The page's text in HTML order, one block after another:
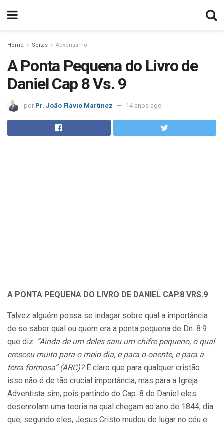
Home Seitas Adventismo
A Ponta Pequena do Livro de
Daniel Cap 8 Vs. 9
por Pr. João Flávio Martinez 14 anos ago
A PONTA PEQUENA DO LIVRO DE DANIEL CAP.8 VRS.9
Talvez alguém possa se indagar sobre qual a importância
de se saber qual ou quem era a ponta pequena de Dn. 8:9
que diz: “Ainda de um deles saiu um chifre pequeno, o qual
cresceu muito para o meio dia, e para o oriente, e para a
terra formosa” (ARC)?É claro que para qualquer cristão
isso não é de tão crucial importância, mas para a Igreja
Adventista sim, pois partindo do Cap. 8 de Daniel eles
desenrolam uma teoria na qual chegam ao ano de 1844, dia
que, segundo eles, Jesus Cristo mudou de lugar no céu e